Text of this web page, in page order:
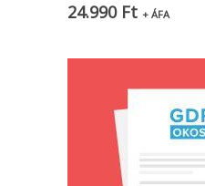
24.990 Ft + ÁFA